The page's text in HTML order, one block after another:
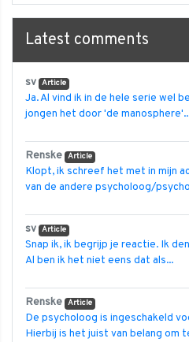
Latest comments
sv Article
Ja. Al vind ik in de hele serie wel
jongen het door 'de
Renske Article
Klopt, ik schreef het met in mijn
van de andere psycholoog/
sv Article
Snap ik, ik begrijp je reactie. Ik
Al ben ik het niet eens dat als...
Renske Article
De psycholoog is ingeschakeld
Hierbij is het juist van belang om